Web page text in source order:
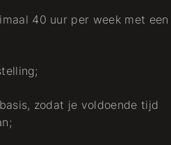
40 uur per week met een
zodat je voldoende tijd